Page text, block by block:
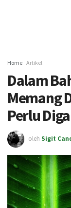
Home Artikel
Dalam
Memang
Perlu
oleh Sigit